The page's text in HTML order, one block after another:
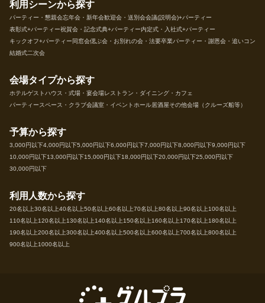
利用シーンから探す
パーティー・懇親会忘年会・新年会歓迎会・送別会会議(説明会)+パーティー
表彰式+パーティー祝賀会・記念式典+パーティー内定式・入社式+パーティー
キックオフ+パーティー 同窓会偲ぶ会・お別れの会・法要卒業パーティー・謝恩会・追いコン
結婚式二次会
会場タイプから探す
ホテルゲストハウス・式場・宴会場レストラン・ダイニング・カフェ
パーティースペース・クラブ会議室・イベントホール居酒屋その他会場（クルーズ船等）
予算から探す
3,000円以下4,000円以下5,000円以下6,000円以下7,000円以下8,000円以下9,000円以下
10,000円以下13,000円以下15,000円以下18,000円以下20,000円以下25,000円以下
30,000円以下
利用人数から探す
20名以上30名以上40名以上50名以上60名以上70名以上80名以上90名以上100名以上
110名以上120名以上130名以上140名以上150名以上160名以上170名以上180名以上
190名以上200名以上300名以上400名以上500名以上600名以上700名以上800名以上
900名以上1000名以上